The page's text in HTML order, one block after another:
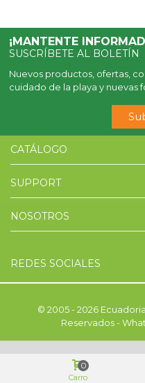
¡MANTENTE
SUSCRÍBETE AL BOLETÍN
Nuevos productos, ofertas,
cuidado de la playa y nuevas
CATÁLOGO
SUPPORT
NOSOTROS
REDES SOCIALES
© 2005 - 2026
Reservados -
Carro
0